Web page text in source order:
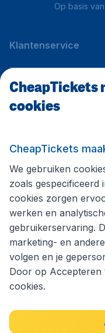
Op basis van
Klantenservice
CheapTickets.be
Volg
CheapTickets
cookies
CheapTickets
We gebruiken
zoals gespecificeerd
cookies zorgen
werken en
gebruikerservaring.
marketing- en
volgen en je
Door op Accepteren
cookies.